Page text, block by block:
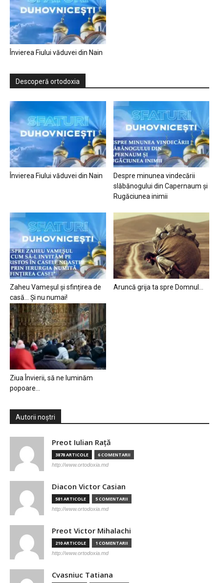
Învierea Fiului văduvei din Nain
Descoperă ortodoxia
Învierea Fiului văduvei din Nain
Despre minunea vindecării
slăbănogului din Capernaum și
Rugăciunea inimii
Zaheu Vameșul și sfințirea de
casă… Și nu numai!
Aruncă grija ta spre Domnul…
Ziua Învierii, să ne luminăm
popoare…
Autorii noștri
Preot Iulian Raţă
3878 ARTICOLE 6 COMENTARII
http://www.ortodoxia.md
Diacon Victor Casian
581 ARTICOLE 5 COMENTARII
http://www.ortodoxia.md
Preot Victor Mihalachi
210 ARTICOLE 1 COMENTARII
http://www.ortodoxia.md
Cvasniuc Tatiana